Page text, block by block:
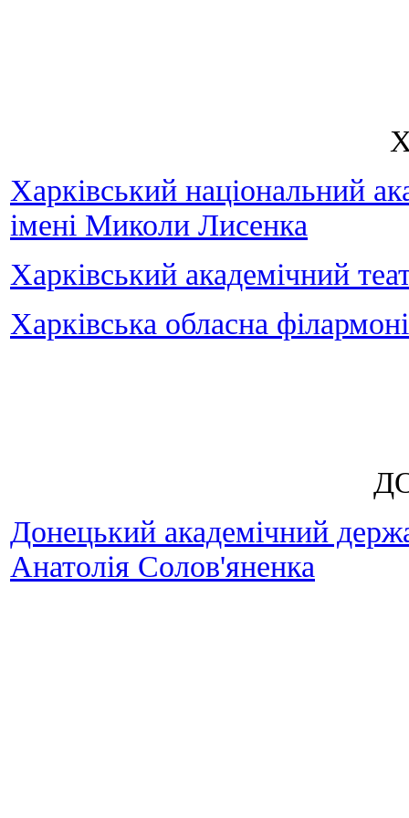
Харківський національний
імені Миколи Лисенка
Харківський академічний
Харківська обласна
Донецький академічний
Анатолія Солов'яненка